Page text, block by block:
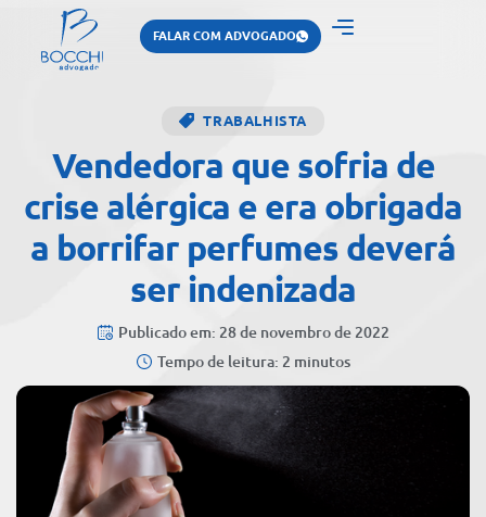
FALAR COM ADVOGADO
TRABALHISTA
Vendedora que sofria de
crise alérgica e era obrigada
a borrifar perfumes deverá
ser indenizada
Publicado em: 28 de novembro de 2022
Tempo de leitura: 2 minutos